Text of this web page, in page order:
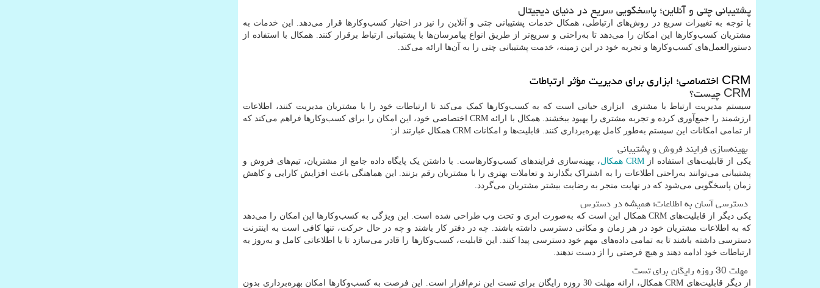
پشتیبانی چتی و آنلاین؛ پاسخگویی سریع در دنیای دیجیتال
با توجه به تغییرات سریع در روش‌های ارتباطی، همکال خدمات پشتیبانی چتی و آنلاین را نیز در اختیار کسب‌وکارها قرار می‌دهد. این خدمات به
مشتریان کسب‌وکارها این امکان را می‌دهد تا به‌راحتی و سریع‌تر از طریق انواع پیامرسان‌ها با پشتیبانی ارتباط برقرار کنند. همکال با استفاده از
دستورالعمل‌های کسب‌وکارها و تجربه خود در این زمینه، خدمت پشتیبانی چتی را به آن‌ها ارائه می‌کند.
CRM اختصاصی؛ ابزاری برای مدیریت مؤثر ارتباطات
CRMچیست؟
سیستم مدیریت ارتباط با مشتری ابزاری حیاتی است که به کسب‌وکارها کمک می‌کند تا ارتباطات خود را با مشتریان مدیریت کنند، اطلاعات
ارزشمند را جمع‌آوری کرده و تجربه مشتری را بهبود ببخشند. همکال با ارائه CRMاختصاصی خود، این امکان را برای کسب‌و‌کارها فراهم می‌کند که
از تمامی امکانات این سیستم به‌طور کامل بهره‌برداری کنند. قابلیت‌ها و امکانات CRM همکال عبارتند از:
بهینه‌سازی فرایند فروش و پشتیبانی
یکی از قابلیت‌های استفاده ازCRM همکال، بهینه‌سازی فرایندهای کسب‌وکارهاست. با داشتن یک پایگاه داده جامع از مشتریان، تیم‌های فروش و
پشتیبانی می‌توانند به‌راحتی اطلاعات را به اشتراک بگذارند و تعاملات بهتری را با مشتریان رقم بزنند. این هماهنگی باعث افزایش کارایی و کاهش
زمان پاسخگویی می‌شود که در نهایت منجر به رضایت بیشتر مشتریان می‌گردد.
دسترسی آسان به اطلاعات؛ همیشه در دسترس
یکی دیگر از قابلیت‌هایCRM همکال این است که به‌صورت ابری و تحت وب طراحی شده است. این ویژگی به کسب‌وکارها این امکان را می‌دهد
که به اطلاعات مشتریان خود در هر زمان و مکانی دسترسی داشته باشند. چه در دفتر کار باشند و چه در حال حرکت، تنها کافی است به اینترنت
دسترسی داشته باشند تا به تمامی داده‌های مهم خود دسترسی پیدا کنند. این قابلیت، کسب‌وکارها را قادر می‌سازد تا با اطلاعاتی کامل و به‌روز به
ارتباطات خود ادامه دهند و هیچ فرصتی را از دست ندهند.
مهلت 30 روزه رایگان برای تست
از دیگر قابلیت‌های CRM
همکال، ارائه مهلت 30 روزه رایگان برای تست این نرم‌افزار است. این فرصت به کسب‌وکارها امکان بهره‌برداری بدون